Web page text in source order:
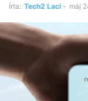
Írta: Tech2 Laci - máj